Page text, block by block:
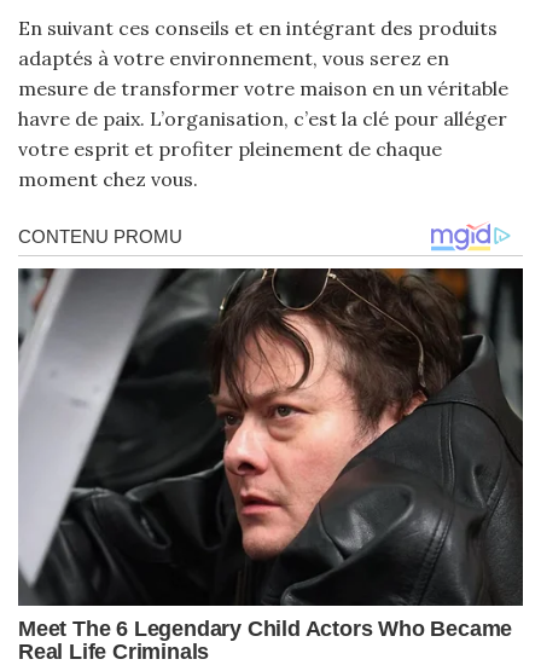
En suivant ces conseils et en intégrant des produits
adaptés à votre environnement, vous serez en
mesure de transformer votre maison en un véritable
havre de paix. L’organisation, c’est la clé pour alléger
votre esprit et profiter pleinement de chaque
moment chez vous.